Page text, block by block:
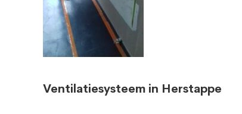
Ventilatiesysteem in Herstappe